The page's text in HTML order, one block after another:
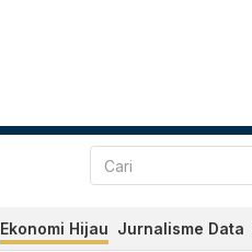
Ekonomi Hijau Jurnalisme Data